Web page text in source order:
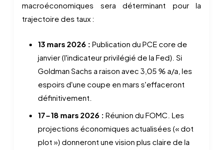
macroéconomiques sera déterminant pour la
trajectoire des taux :
13 mars 2026 : Publication du PCE core de
janvier (l'indicateur privilégié de la Fed). Si
Goldman Sachs a raison avec 3,05 % a/a, les
espoirs d'une coupe en mars s'effaceront
définitivement.
17-18 mars 2026 : Réunion du FOMC. Les
projections économiques actualisées (« dot
plot ») donneront une vision plus claire de la